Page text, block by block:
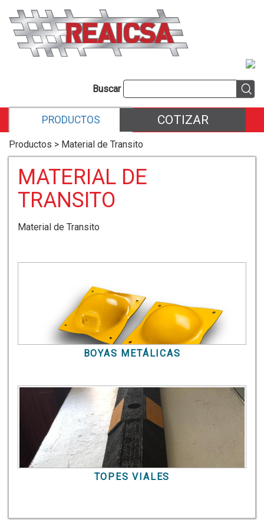
Buscar
PRODUCTOS COTIZAR
Productos > Material de Transito
MATERIAL DE
TRANSITO
Material de Transito
BOYAS METÁLICAS
TOPES VIALES